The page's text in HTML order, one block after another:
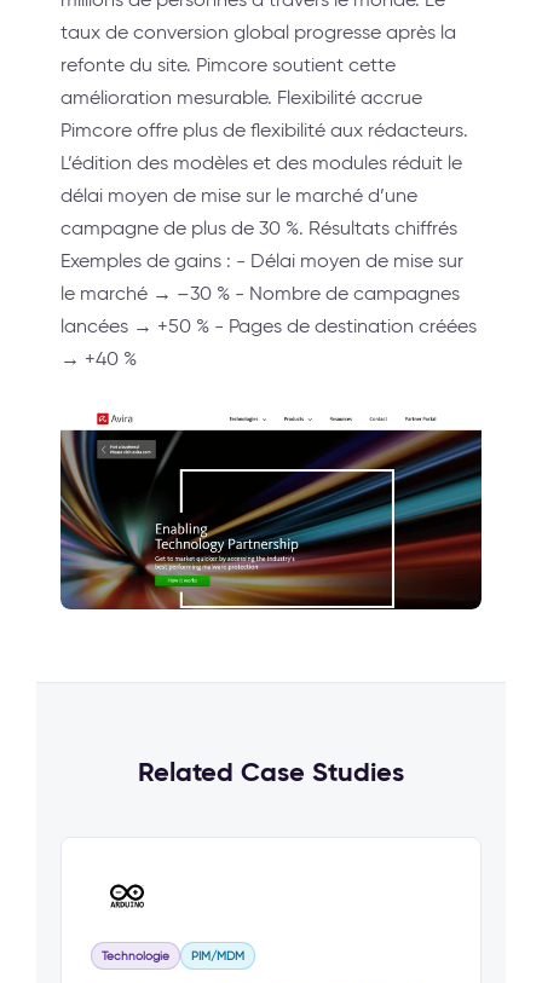
taux de conversion global progresse après la
refonte du site. Pimcore soutient cette
amélioration mesurable. Flexibilité accrue
Pimcore offre plus de flexibilité aux rédacteurs.
L’édition des modèles et des modules réduit le
délai moyen de mise sur le marché d’une
campagne de plus de 30 %. Résultats chiffrés
Exemples de gains : - Délai moyen de mise sur
le marché → –30 % - Nombre de campagnes
lancées → +50 % - Pages de destination créées
→ +40 %
Related Case Studies
Technologie PIM/MDM